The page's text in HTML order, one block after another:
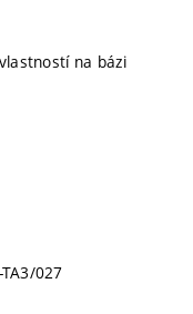
na bázi
027